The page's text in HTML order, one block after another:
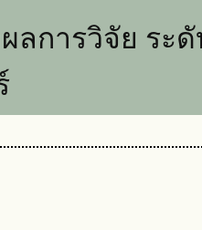
ลการวิจัย ร